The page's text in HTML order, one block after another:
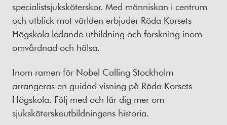
specialistsjuksköterskor. Med människan i centrum
och utblick mot världen erbjuder Röda Korsets
Högskola ledande utbildning och forskning inom
omvårdnad och hälsa.
Inom ramen för Nobel Calling Stockholm
arrangeras en guidad visning på Röda Korsets
Högskola. Följ med och lär dig mer om
sjuksköterskeutbildningens historia.